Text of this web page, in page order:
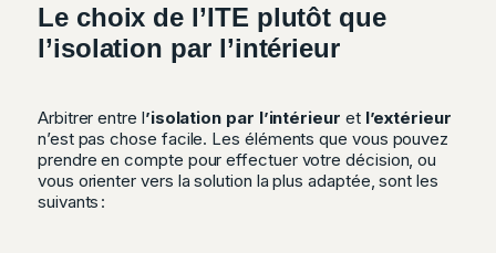
Le choix de l’ITE plutôt que
l’isolation par l’intérieur
Arbitrer entre l’isolation par l’intérieur et l’extérieur
n’est pas chose facile. Les éléments que vous pouvez
prendre en compte pour effectuer votre décision, ou
vous orienter vers la solution la plus adaptée, sont les
suivants :